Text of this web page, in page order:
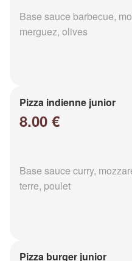
Base sauce barbecue,
merguez, olives
Pizza indienne junior
8.00 €
Base sauce curry,
terre, poulet
Pizza burger junior